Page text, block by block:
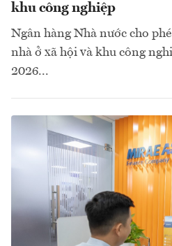
khu công nghiệp
Ngân hàng Nhà nước cho
nhà ở xã hội và khu công
2026...